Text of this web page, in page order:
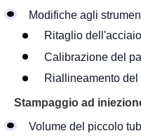
Modifiche agli
Ritaglio
Calibrazione del
Riallineamento
Stampaggio ad
Volume del piccolo